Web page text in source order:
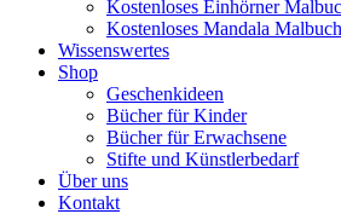
Kostenloses Einhörner
Kostenloses Mandala Malbuch
Wissenswertes
Shop
Geschenkideen
Bücher für Kinder
Bücher für Erwachsene
Stifte und Künstlerbedarf
Über uns
Kontakt